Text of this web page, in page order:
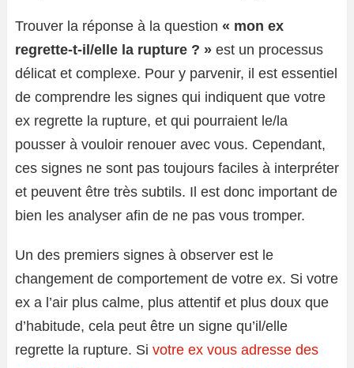
Trouver la réponse à la question « mon ex
regrette-t-il/elle la rupture ? » est un processus
délicat et complexe. Pour y parvenir, il est essentiel
de comprendre les signes qui indiquent que votre
ex regrette la rupture, et qui pourraient le/la
pousser à vouloir renouer avec vous. Cependant,
ces signes ne sont pas toujours faciles à interpréter
et peuvent être très subtils. Il est donc important de
bien les analyser afin de ne pas vous tromper.
Un des premiers signes à observer est le
changement de comportement de votre ex. Si votre
ex a l’air plus calme, plus attentif et plus doux que
d’habitude, cela peut être un signe qu’il/elle
regrette la rupture. Si votre ex vous adresse des